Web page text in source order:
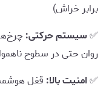
برابر خراش)
✅سیستم حرکتی:
روان حتی در سطوح
✅امنیت بالا: